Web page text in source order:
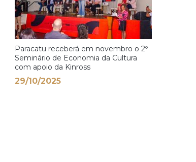
Paracatu receberá em novembro o 2º
Seminário de Economia da Cultura
com apoio da Kinross
29/10/2025